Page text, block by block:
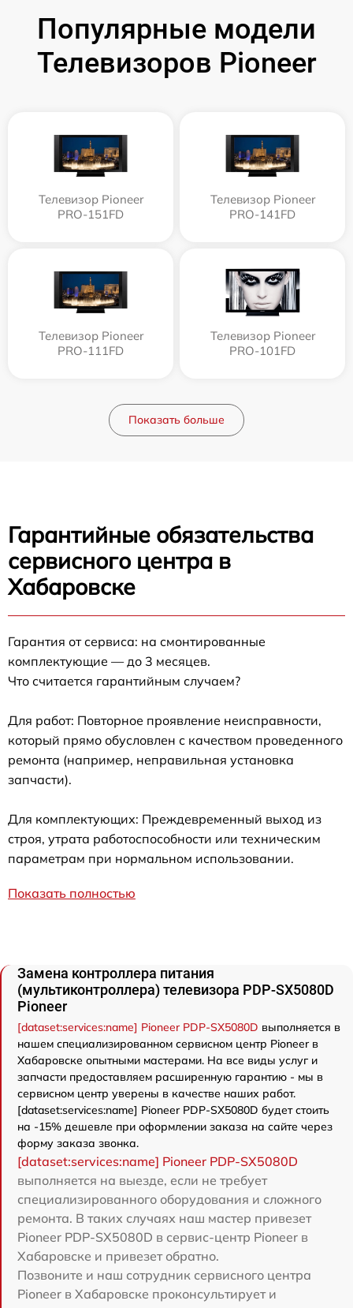
Популярные модели
Телевизоров Pioneer
Телевизор Pioneer
PRO-151FD
Телевизор Pioneer
PRO-141FD
Телевизор Pioneer
PRO-111FD
Телевизор Pioneer
PRO-101FD
Показать больше
Гарантийные обязательства
сервисного центра в
Хабаровске
Гарантия от сервиса: на смонтированные
комплектующие — до 3 месяцев.
Что считается гарантийным случаем?
Для работ: Повторное проявление неисправности,
который прямо обусловлен с качеством проведенного
ремонта (например, неправильная установка
запчасти).
Для комплектующих: Преждевременный выход из
строя, утрата работоспособности или техническим
параметрам при нормальном использовании.
Показать полностью
Замена контроллера питания
(мультиконтроллера) телевизора PDP-SX5080D
Pioneer
[dataset:services:name] Pioneer PDP-SX5080D выполняется в
нашем специализированном сервисном центр Pioneer в
Хабаровске опытными мастерами. На все виды услуг и
запчасти предоставляем расширенную гарантию - мы в
сервисном центр уверены в качестве наших работ.
[dataset:services:name] Pioneer PDP-SX5080D будет стоить
на -15% дешевле при оформлении заказа на сайте через
форму заказа звонка.
[dataset:services:name] Pioneer PDP-SX5080D
выполняется на выезде, если не требует
специализированного оборудования и сложного
ремонта. В таких случаях наш мастер привезет
Pioneer PDP-SX5080D в сервис-центр Pioneer в
Хабаровске и привезет обратно.
Позвоните и наш сотрудник сервисного центра
Pioneer в Хабаровске проконсультирует и